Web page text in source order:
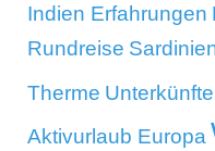
Indien Erfahrungen
Rundreise
Therme Unterkünfte
Aktivurlaub Europa